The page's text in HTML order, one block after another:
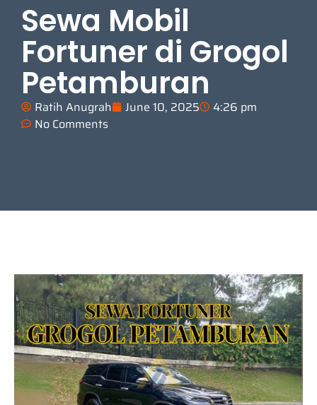
Sewa Mobil
Fortuner di Grogol
Petamburan
Ratih Anugrah June 10, 2025
4:26 pm
No Comments